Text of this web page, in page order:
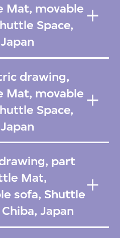
Mat, movable
Space,
drawing,
Mat, movable
Space,
part
Mat,
sofa, Shuttle
Japan